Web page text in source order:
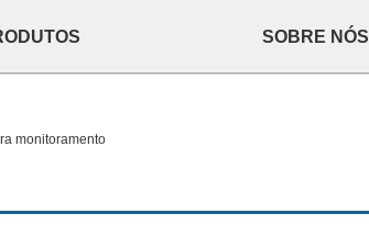
SOBRE NÓS
monitoramento